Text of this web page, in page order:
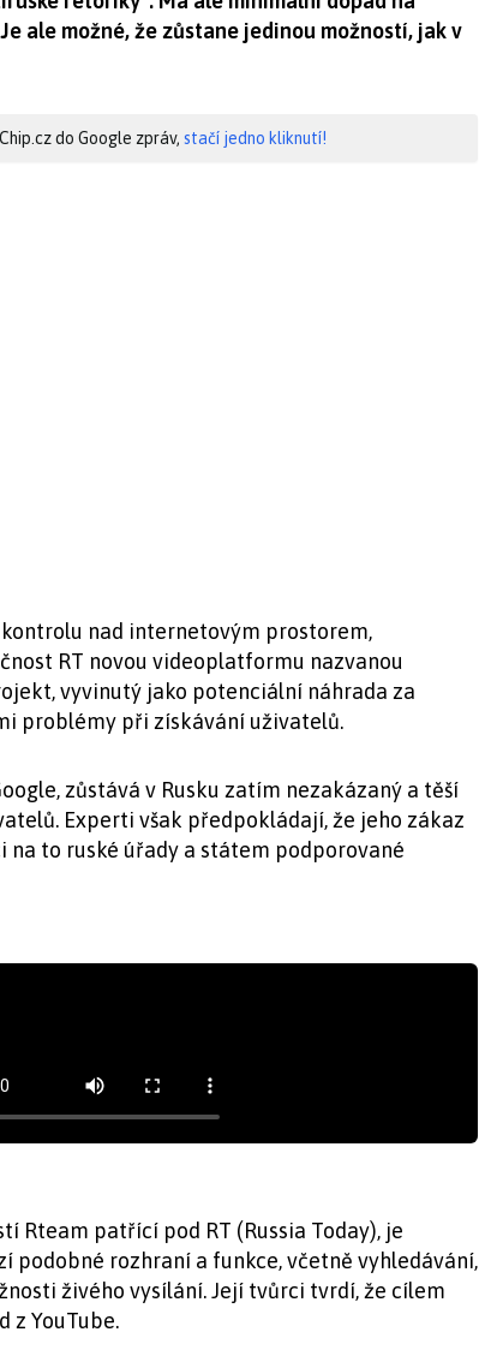
ale možné, že zůstane jedinou možností, jak v
do Google zpráv, stačí jedno kliknutí!
nad internetovým prostorem,
RT novou videoplatformu nazvanou
vyvinutý jako potenciální náhrada za
problémy při získávání uživatelů.
zůstává v Rusku zatím nezakázaný a těší
Experti však předpokládají, že jeho zákaz
na to ruské úřady a státem podporované
Rteam patřící pod RT (Russia Today), je
podobné rozhraní a funkce, včetně vyhledávání,
živého vysílání. Její tvůrci tvrdí, že cílem
z YouTube.